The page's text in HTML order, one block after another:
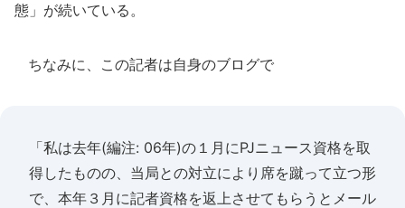
態」が続いている。
ちなみに、この記者は自身のブログで
「私は去年(編注: 06年)の１月にPJニュース資格を取
得したものの、当局との対立により席を蹴って立つ形
で、本年３月に記者資格を返上させてもらうとメール